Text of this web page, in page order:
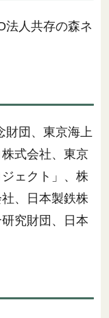
法人共存の森ネ
財団、東京海上
式会社、東京
ェクト」、株
、日本製鉄株
究財団、日本